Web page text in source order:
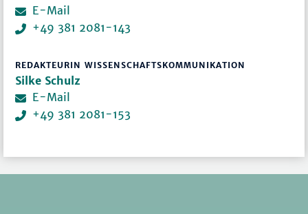
E-Mail
+49 381 2081-143
REDAKTEURIN WISSENSCHAFTSKOMMUNIKATION
Silke Schulz
E-Mail
+49 381 2081-153